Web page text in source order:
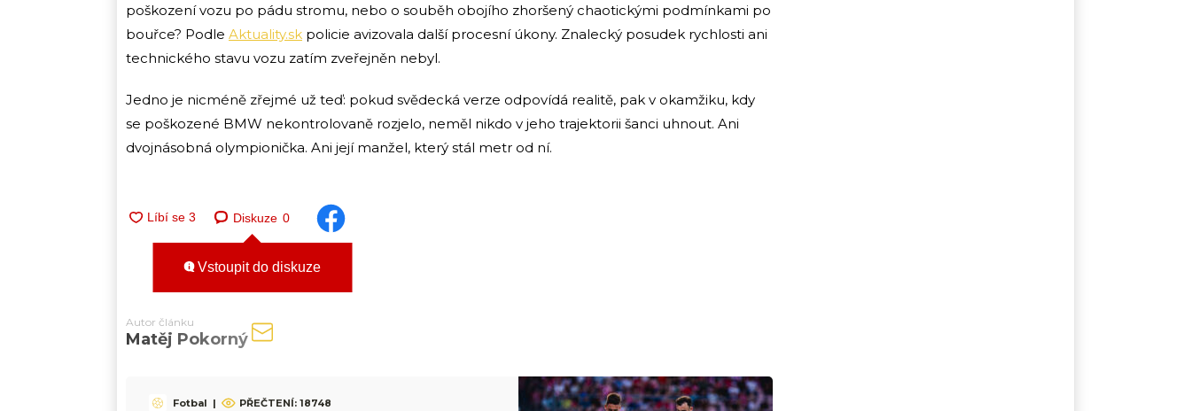
poškození vozu po pádu stromu, nebo o souběh obojího zhoršený chaotickými podmínkami po
bouřce? Podle Aktuality.sk policie avizovala další procesní úkony. Znalecký posudek rychlosti ani
technického stavu vozu zatím zveřejněn nebyl.
Jedno je nicméně zřejmé už teď: pokud svědecká verze odpovídá realitě, pak v okamžiku, kdy
se poškozené BMW nekontrolovaně rozjelo, neměl nikdo v jeho trajektorii šanci uhnout. Ani
dvojnásobná olympionička. Ani její manžel, který stál metr od ní.
Diskuze 0
Vstoupit do diskuze
Autor článku
Matěj Pokorný
Fotbal | PŘEČTENÍ: 18748